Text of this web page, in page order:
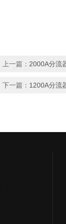
上一篇： 2000A分流
下一篇： 1200A分流